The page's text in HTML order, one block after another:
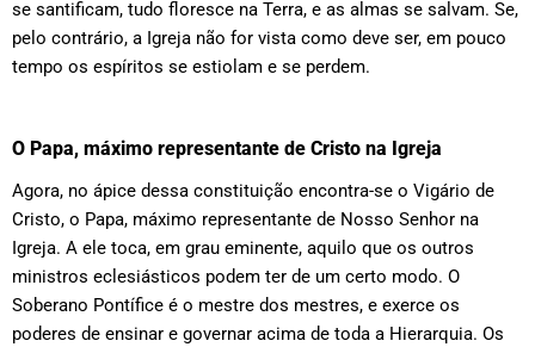
se santificam, tudo floresce na Terra, e as almas se salvam. Se,
pelo contrário, a Igreja não for vista como deve ser, em pouco
tempo os espíritos se estiolam e se perdem.
O Papa, máximo representante de Cristo na Igreja
Agora, no ápice dessa constituição encontra-se o Vigário de
Cristo, o Papa, máximo representante de Nosso Senhor na
Igreja. A ele toca, em grau eminente, aquilo que os outros
ministros eclesiásticos podem ter de um certo modo. O
Soberano Pontífice é o mestre dos mestres, e exerce os
poderes de ensinar e governar acima de toda a Hierarquia. Os